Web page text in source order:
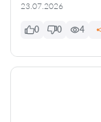
23.07.2026
0 0 4